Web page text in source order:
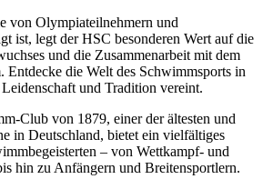
von Olympiateilnehmern und
ist, legt der HSC besonderen Wert auf die
und die Zusammenarbeit mit dem
Entdecke die Welt des Schwimmsports in
und Tradition vereint.
Club von 1879, einer der ältesten und
in Deutschland, bietet ein vielfältiges
– von Wettkampf- und
hin zu Anfängern und Breitensportlern.